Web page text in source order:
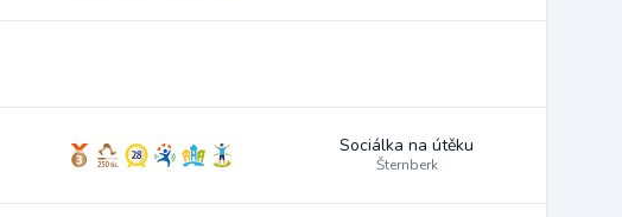
Sociálka na útěku
Šternberk